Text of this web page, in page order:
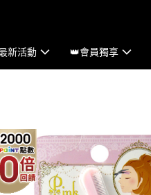
新活動 👑會員獨享